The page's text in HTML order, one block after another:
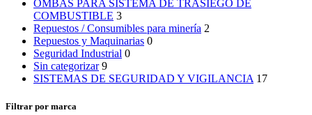
OMBAS PARA SISTEMA DE TRASIEGO DE
COMBUSTIBLE 3
Repuestos / Consumibles para minería 2
Repuestos y Maquinarias 0
Seguridad Industrial 0
Sin categorizar 9
SISTEMAS DE SEGURIDAD Y VIGILANCIA 17
Filtrar por marca